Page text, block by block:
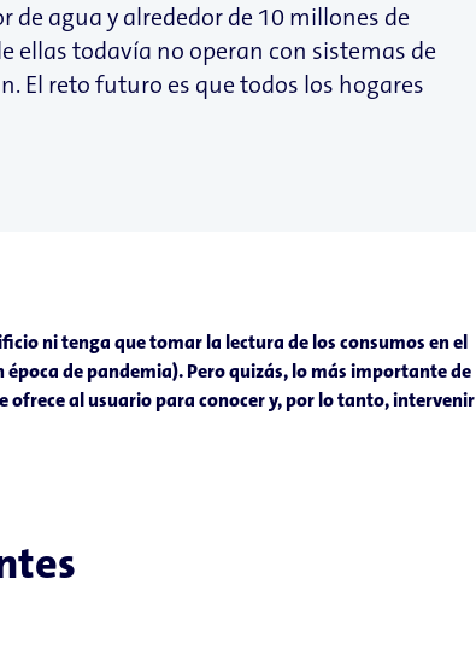
de agua y alrededor de 10 millones de
ellas todavía no operan con sistemas de
El reto futuro es que todos los hogares
ni tenga que tomar la lectura de los consumos en el
de pandemia). Pero quizás, lo más importante de
ofrece al usuario para conocer y, por lo tanto, intervenir